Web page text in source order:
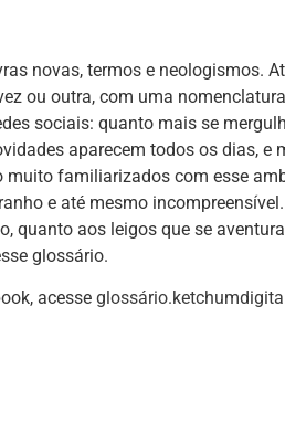
novas, termos e neologismos.
ou outra, com uma
sociais: quanto mais se
aparecem todos os dias, e
familiarizados com esse
e até mesmo incompreensível.
aos leigos que se
glossário.
acesse